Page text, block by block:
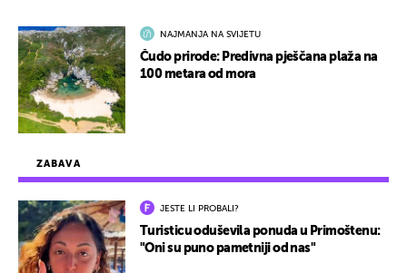
ZABAVA
JESTE LI PROBALI?
Turisticu oduševila ponuda u Primoštenu:
"Oni su puno pametniji od nas"
NAJMANJA NA SVIJETU
Čudo prirode: Predivna pješčana plaža na
100 metara od mora